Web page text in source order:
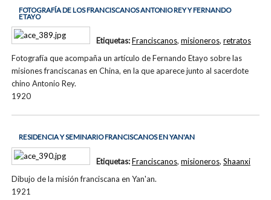
FOTOGRAFÍA DE LOS FRANCISCANOS ANTONIO REY Y FERNANDO
ETAYO
Fotografía que acompaña un artículo de Fernando Etayo sobre las
misiones franciscanas en China, en la que aparece junto al sacerdote
chino Antonio Rey.
1920
Etiquetas:Franciscanos, misioneros, retratos
RESIDENCIA Y SEMINARIO FRANCISCANOS EN YAN'AN
Dibujo de la misión franciscana en Yan'an.
1921
Etiquetas:Franciscanos, misioneros, Shaanxi